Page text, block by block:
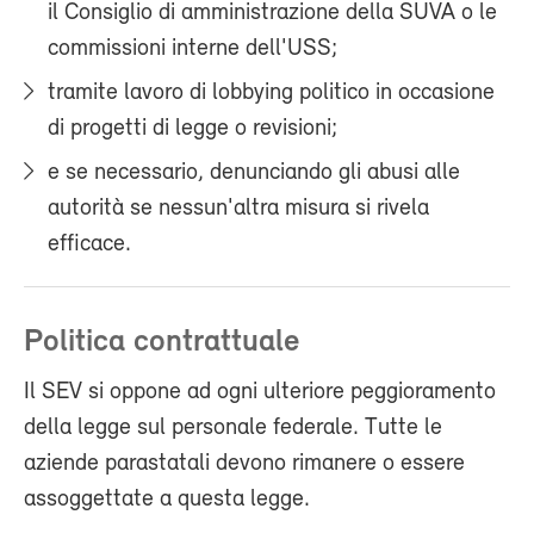
il Consiglio di amministrazione della SUVA o le
commissioni interne dell'USS;
tramite lavoro di lobbying politico in occasione
di progetti di legge o revisioni;
e se necessario, denunciando gli abusi alle
autorità se nessun'altra misura si rivela
efficace.
Politica contrattuale
Il SEV si oppone ad ogni ulteriore peggioramento
della legge sul personale federale. Tutte le
aziende parastatali devono rimanere o essere
assoggettate a questa legge.